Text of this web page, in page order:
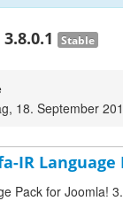
Stable
18. September
IR Language
Pack for Joomla!